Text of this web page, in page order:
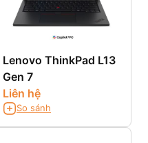
Lenovo ThinkPad L13
Gen 7
Liên hệ
So sánh